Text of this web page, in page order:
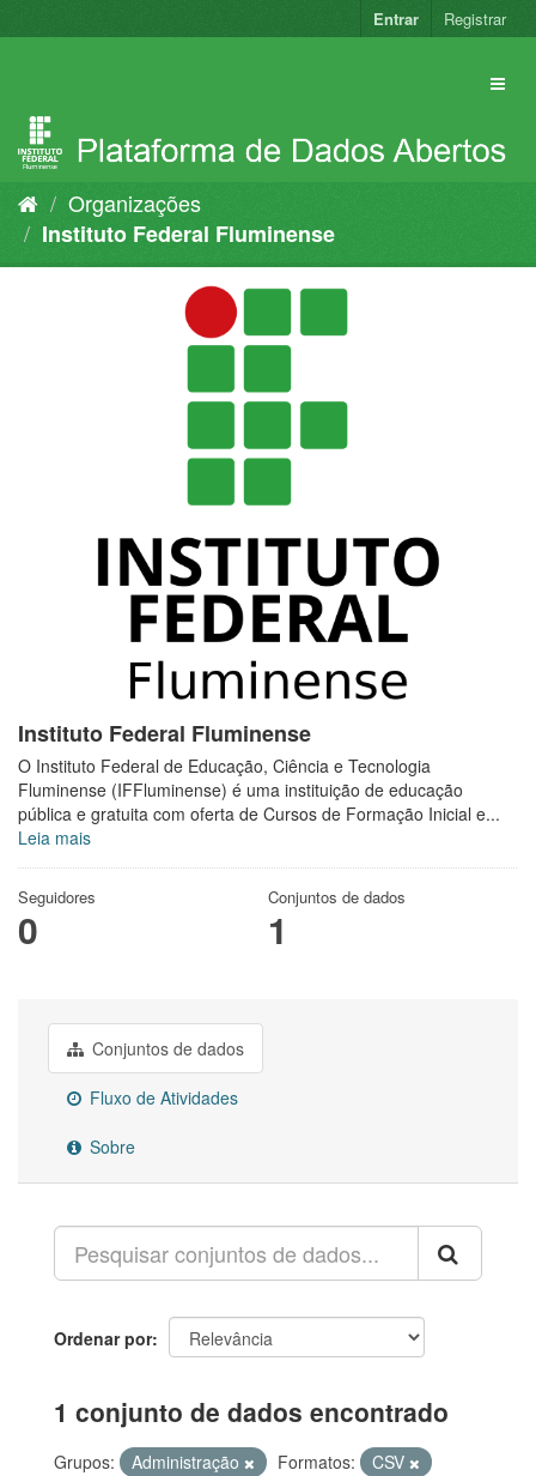
para
Entrar Registrar
Organizações
Instituto Federal Fluminense
Instituto Federal Fluminense
O Instituto Federal de Educação, Ciência e Tecnologia
Fluminense (IFFluminense) é uma instituição de educação
pública e gratuita com oferta de Cursos de Formação Inicial e...
Leia mais
Seguidores
0
Conjuntos de dados
1
Conjuntos de dados
Fluxo de Atividades
Sobre
Ordenar por
1 conjunto de dados encontrado
Grupos: Administração Formatos:
CSV